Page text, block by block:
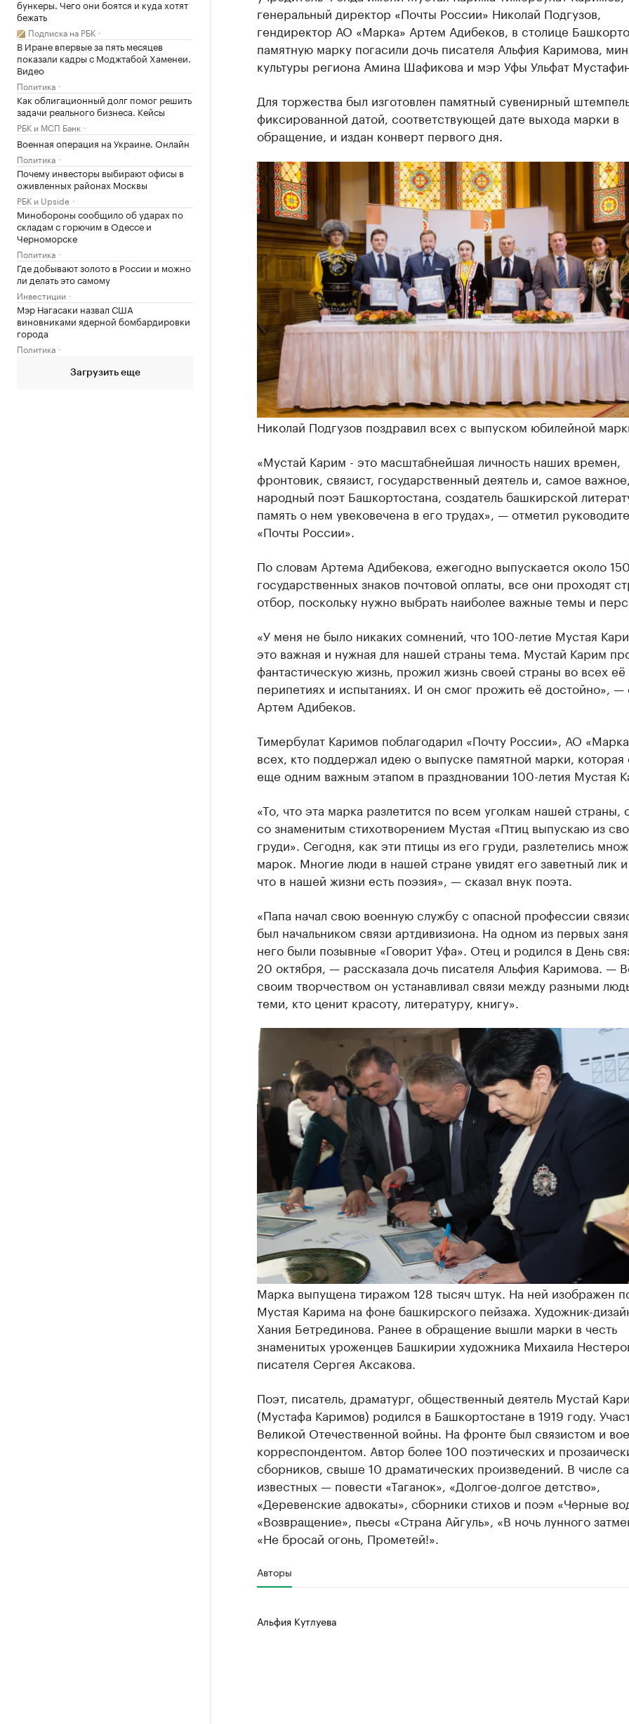
бункеры. Чего они боятся и куда хотят
бежать
Подписка на РБК
В Иране впервые за пять месяцев
показали кадры с Моджтабой Хаменеи.
Видео
Политика
Как облигационный долг помог решить
задачи реального бизнеса. Кейсы
РБК и МСП Банк
Военная операция на Украине. Онлайн
Политика
Почему инвесторы выбирают офисы в
оживленных районах Москвы
РБК и Upside
Минобороны сообщило об ударах по
складам с горючим в Одессе и
Черноморске
Политика
Где добывают золото в России и можно
ли делать это самому
Инвестиции
Мэр Нагасаки назвал США
виновниками ядерной бомбардировки
города
Политика
Загрузить еще
генеральный директор «Почты России» Николай Подгузов,
гендиректор АО «Марка» Артем Адибеков, в столице
памятную марку погасили дочь писателя Альфия Каримова,
культуры региона Амина Шафикова и мэр Уфы Ульфат
Для торжества был изготовлен памятный сувенирный
фиксированной датой, соответствующей дате выхода марки в
обращение, и издан конверт первого дня.
Николай Подгузов поздравил всех с выпуском юбилейной
«Мустай Карим - это масштабнейшая личность наших времен,
фронтовик, связист, государственный деятель и, самое
народный поэт Башкортостана, создатель башкирской
память о нем увековечена в его трудах», — отметил
«Почты России».
По словам Артема Адибекова, ежегодно выпускается около
государственных знаков почтовой оплаты, все они проходят
отбор, поскольку нужно выбрать наиболее важные темы и
«У меня не было никаких сомнений, что 100-летие Мустая
это важная и нужная для нашей страны тема. Мустай Карим
фантастическую жизнь, прожил жизнь своей страны во всех её
перипетиях и испытаниях. И он смог прожить её достойно», —
Артем Адибеков.
Тимербулат Каримов поблагодарил «Почту России», АО
всех, кто поддержал идею о выпуске памятной марки, которая
еще одним важным этапом в праздновании 100-летия Мустая
«То, что эта марка разлетится по всем уголкам нашей страны,
со знаменитым стихотворением Мустая «Птиц выпускаю из
груди». Сегодня, как эти птицы из его груди, разлетелись
марок. Многие люди в нашей стране увидят его заветный лик
что в нашей жизни есть поэзия», — сказал внук поэта.
«Папа начал свою военную службу с опасной профессии
был начальником связи артдивизиона. На одном из первых
него были позывные «Говорит Уфа». Отец и родился в День
20 октября, — рассказала дочь писателя Альфия Каримова. —
своим творчеством он устанавливал связи между разными
теми, кто ценит красоту, литературу, книгу».
Марка выпущена тиражом 128 тысяч штук. На ней изображен
Мустая Карима на фоне башкирского пейзажа. Художник-
Хания Бетрединова. Ранее в обращение вышли марки в честь
знаменитых уроженцев Башкирии художника Михаила
писателя Сергея Аксакова.
Поэт, писатель, драматург, общественный деятель Мустай
(Мустафа Каримов) родился в Башкортостане в 1919 году.
Великой Отечественной войны. На фронте был связистом и
корреспондентом. Автор более 100 поэтических и
сборников, свыше 10 драматических произведений. В числе
известных — повести «Таганок», «Долгое-долгое детство»,
«Деревенские адвокаты», сборники стихов и поэм «Черные
«Возвращение», пьесы «Страна Айгуль», «В ночь лунного
«Не бросай огонь, Прометей!».
Авторы
Альфия Кутлуева